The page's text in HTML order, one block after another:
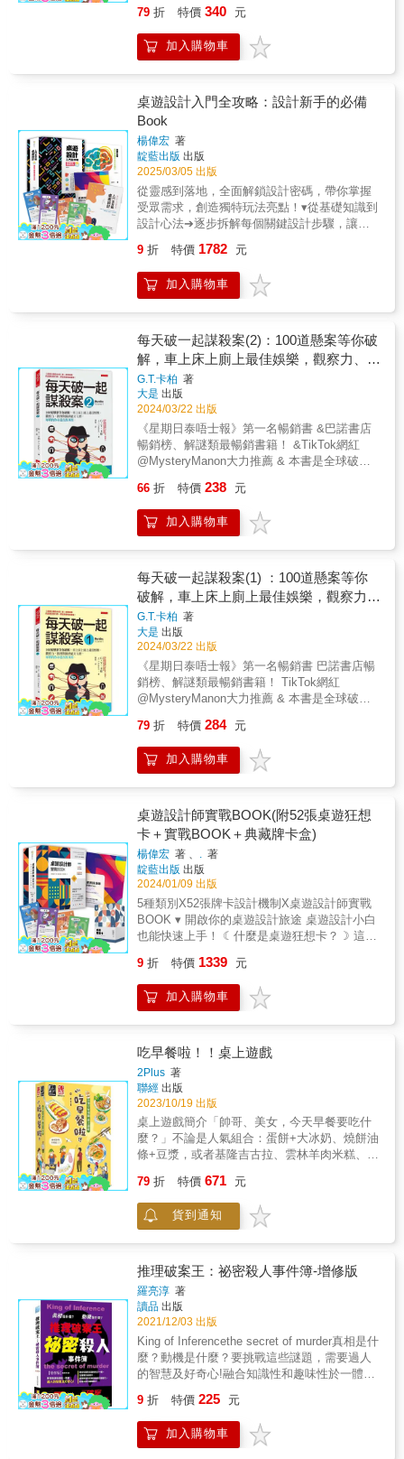
設計流程：清楚說明每個階段「該怎麼做、該
怎麼想」從構想到成品，每一階段都有具體的
目標與方法，讓你清楚知道該怎麼做、怎麼
想，運用有效的技巧與方法。↳詳細解析設計
桌遊的每個步驟，無論是思考遊戲機制、體驗
設計還是玩法創造，透過「我的設計小技巧」
幫助你一步步掌握設計要領，打造專屬的桌
遊！
簡，將所獲資訊轉化為可推算的數據８語言
力：快速篩選資訊，去蕪存菁，提升辦事效率
和思考速度１０記憶力：過目不忘，提升專注
力，有助找出前後關聯性全腦開發的激增速成
（J.P.Guilford）提出，人類的智力由三個部分
和多種因素組成：【第一部分是智力的內容】
包括形、符號、語義和行為等四種。【第二部
分是智力的操作】包括認知、記憶、發散思
考、聚合性思考和評價等五種。【第三部分是
智力的產物】包括單元、類別、關係、系統、
轉化和蘊涵等六種。根據以上四種內容、五種
操作和六種產物，一共可以組成 4×5×6＝120
種智力因素所決定。本書所列的觀察推理和腦
輕族群所接收的提升智力科學教育方式，以培
養「平衡用腦，高效學習」的全腦使用高智慧
人才為目的，專注於啟發大腦潛在能力的教
育。從遊戲中寓教於樂，用智慧探索解答本書
分為「多元智慧」、「開發思考」、「探案遊
戲」三大章節，共有280多道趣味遊戲，使讀者
的思考和智力能全方位提升。每個遊戲都附上
答案和解題思路，令人知其然，更知其所以
然。這些遊戲並不需要複雜的道具或儀器，也
不需要繁瑣的準備，只需要你動動腦筋、擦亮
眼睛，就能在生動有趣的謎題中突破思考盲
點，打破思維定式，激發大腦潛能；更能進一
步培養立體的空間想像能力、敏銳的觀察能
力、高速計算的能力、敏捷的邏輯思維能力、
嚴謹的推理分析能力，讓人將這些能力融會貫
通，越玩越聰明！本書特色★★題目類型多樣
味性、百變性於一體，囊括圖形、找規律、數
獨、迷宮、逆向推導、偵探推理等多種題型。
能夠全方位提升觀察力、分析力、邏輯力、推
理力、判斷力、想像力、創造力、記憶力以及
思考力，充分發掘大腦潛力，越玩越聰明。
★★三大主題循序漸進，越玩越有成就感全書
分為「多元智慧」、「開發思考」、「探案遊
戲」三大章節，由淺入深，幫助讀者建立獨特
的思考和演算能力，並且學會全方位的觀察、
多層次的深度剖析，訓練出有條理的分析判讀
生動有趣的謎題中突破思維盲點，找出答案，
保證讓人愛不釋手，越玩越有成就感。★★題
型老少咸宜，能啟發全家人腦力的趣味闖關試
合親子共讀，能夠充分啟發孩子和青少年的智
力發展，中老年人也能透過書中試題的刺激，
充分活化腦部細胞，拒絕記憶力退化問題。不
分男女老少，全家人都可以藉由挑戰本書的題
目，啟發多元智能，突破固有的思維模式，提
升智力，享受滿滿的趣味性。★★圖文並茂，
刺激觀察能力，增添解題樂趣書中有多道觀察
題型，搭配多張圖片，能刺激視覺神經，啟發
型，增添閱讀樂趣，讓你不必花太多時間閱讀
文字，只要看圖就能動腦、推理計算、玩遊
戲，讓解題過程更有趣。
合。 全球讀者分享： 「本書不只是單純解謎，
還融合了一個溫馨的推理故事。 我花了好幾天
時間，一邊讀這個故事、一邊解謎，非常享
只解了幾題，就非常著迷。」 「10歲兒子很快
就完成前3題，這是鍛鍊大腦的好方法。」
本書。 這比玩手機或追劇更能打發時間。」 羅
莎是位年輕記者，來到寧靜迷人的沃伯利小鎮
個由4位好友組成的解謎小組。 某天清晨，小
鎮廣場上出現一具屍體， 從散落在四周的物
品、延伸到廣場外的血跡來看，這是謀殺。 剛
好前一天，鎮上來了幾個陌生面孔，鎮民們又
賓客的哈賓傑家族，竟突然舉辦晚宴。 俱樂部
成員懷疑，一切疑點都是從那場晚宴開始， 於
是決定從解謎愛好者變身成偵探， 追查誰是凶
道謎題： 有考驗推理能力的1A2B猜數字遊戲，
找出通往命案現場的門鎖密碼； 訓練觀察力的
大家來找碴，推測可疑證物藏在哪； 還有從錯
亂的訊息中，運用邏輯思考，排列出凶手作案
的順序。 這不僅是解謎書，而是一部充滿謎題
的小說， 每道謎題相互獨立，就算未解開也不
影響故事發展（為什麼？你看了書就知道），
建議你像閱讀一般小說一樣，跟隨劇情從頭開
（在本書最後）， 書中還附有「偵探筆記」，
謎題，找到謀殺案真凶， 你可以從第一題開
始，也可以跳著解題。 邏輯、觀察力、推理力
大增。
79 折 特價 340 元
加入購物車
桌遊設計入門全攻略：設計新手的必備
Book
楊偉宏 著
靛藍出版 出版
2025/03/05 出版
從靈感到落地，全面解鎖設計密碼，帶你掌握
受眾需求，創造獨特玩法亮點！▾從基礎知識到
設計心法➔逐步拆解每個關鍵設計步驟，讓創
圖！ ＼如何讓玩家愛不釋手？解鎖桌遊設計關
鍵密碼！／無論你是桌遊愛好者，還是懷抱創
作夢想的設計新手，這本書將帶你從靈感發想
狂想卡？☽ 這是一套收錄52種遊戲機制的
卡牌，包含遊戲設置、行動方式、遊戲玩法、
遊戲目標與牌面設計五種類別。 ☾最完整
的桌遊設計書：設計你的第一款桌遊☽ 從
基本介紹、概念發想、遊戲機制構建，到最後
的調整與出版，每個步驟都詳盡且實用，帶你
輕鬆實現創意。 ☾必備攻略BOOK☽ 8
大設計關鍵X10項核心檢視，掌握玩家需求，創
造獨一無二的遊戲！ ＼從發想到市場發
行，這套組將成為你創作桌遊時的最佳導師！
想卡&典藏卡牌盒 ✶《設計你的第一款桌
遊》、《桌遊設計入門全攻略》、《桌遊設計
師實戰BOOK》各乙本 本書特色 ✶必讀！
戰，一書掌握！ 《設計你的第一款桌遊》
是一本讓你從「靈光一閃」到「完成製作」的
全方位桌遊設計書！ 無論你是新手玩家還
是資深設計師，這本書都能帶你一步步拆解桌
遊設計的關鍵： ☑ 創意發想➝找到你的遊
戲核心概念與機制 ☑ 規則設計➝建構玩法
架構，打造流暢的遊戲體驗 ☑ 遊戲測試➝
反覆優化，確保遊戲平衡且引人入勝 ☑ 市
真正走入市場 ✶必學！桌遊狂想卡&設計
遊設計步驟➝從發想到規則撰寫，完整打造一
款全新桌遊 ☑ 52張桌遊狂想卡➝運用五大
類別，隨機組合玩法，開啟你的無限創意
✶必備！桌遊設計攻略BOOK——讓你的遊戲更
具吸引力與市場價值！ ☑ 8大設計關鍵➝深
入掌握玩家體驗、平衡性與可玩性 ☑ 10項
核心檢視➝確保遊戲節奏流暢，讓作品脫穎而
出
9 折 特價 1782 元
加入購物車
每天破一起謀殺案(2)：100道懸案等你破
解，車上床上廁上最佳娛樂，觀察力、推
理與歸納能力大增，犀利的你永遠直指真
相。
G.T.卡柏 著
大是 出版
2024/03/22 出版
《星期日泰唔士報》第一名暢銷書 &巴諾書店
暢銷榜、解謎類最暢銷書籍！ &TikTok網紅
@MysteryManon大力推薦 & 本書是全球破百
建者G.T.卡柏所著的同名解謎書。 & 歡迎來到
「每天破一起謀殺案」的犯罪現場， 這是世界
上最偉大的解謎者「邏輯客」的官方解謎檔
可以好好享受一番， 沒想到，一具屍體橫躺在
豪宅的大理石浴缸中， & 而他的任務（也是你
的任務）就是要找出， 誰才是謀殺案的凶手，
在什麼地方，使用的凶器是？ & 案件逐一發
生，輪番上場的人物包括：現場表演人體切割
術的魔術師， 明明是富二代，卻說自己是白手
起家的電影公司老闆， 作品總銷量超過莎士比
亞的小說家&hellip;&hellip; & 100起謀殺案，每
個案子都不只有一名嫌疑者， 有不在場證明、
也有在場證據；有時會留下痕跡、有時只留下
案動機，但真凶只有一位。 & 你只需要一支鉛
筆（也許需要橡皮擦）和敏銳的觀察力， 就可
以跟史上最偉（暢）大（銷）的邏輯客一起解
住了，也不必放棄！ 拿出橡皮擦，擦掉你在書
上標記的思考路徑，善用作者的一點提示， 你
將發現：原來這就是推理、這就是歸納、邏輯
思考的過程竟然這麼好玩。 & 以下是破解完
100題的玩家留言分享： & 「每天睡前解一
題，讓我腦袋清晰，原來我比我認為的聰
明。」 「線索、謎題，和密室逃脫愛好者的新
選擇。」 & 「不知不覺已做完了一半，我甚至
太快把這本書讀完&hellip;&hellip;警告：絕對讓
謎而團聚在一起，但這本書做到了。 &我和我
的父母，甚至表親們都人手一本。」 & 「買了
一本給熱愛桌遊的父親。之前，我們兄弟姊妹
還得每年開會， 決定要給他玩什麼新遊戲，結
果這本打破傳統的書贏得了他的愛。」 & 書中
共有100件神秘懸案等你破解， 這是你樂不思
「3C」的更強娛樂，讓觀察力、推理與歸納能
力大增。 解題過程中，你會發現自己不知道從
哪一題開始，已經形成一種 「直指關鍵處」的
犀利思考路徑，破題的推理與歸納過程，你感
到暢快淋漓。 你發現，你比你認為的更聰明。
& 好評推薦 & 華語首席故事教練／許榮哲 &
式折磨你的大腦。」&mdash;&mdash;明蒂．
奎格利（Mindy Quigley），《六英尺深盤》作
者 & 「這是邏輯謎題和紙上談兵偵探的獨特結
&mdash;&mdash;奧莉薇亞．布萊克（Olivia
Blacke），《致命節奏》的作者 & 「祕密偵探
的終極謎題，肯定會好好讓腦細胞放電。」
&mdash;&mdash;艾莉‧亞歷山大（Ellie
Alexander），《烘焙店之謎》系列作者 & 「這
些小謎團，甚至會讓經驗最豐富的偵探也猜不
透。」&mdash;&mdash;薇薇安．陳（Vivien
趣！每一個案件都像試著解開阿嘉莎．克莉絲
蒂式推理小說的迷你謎團。」
&mdash;&mdash;塞萊斯特．康納利（Celeste
Connally），《像淑女一樣行動，像主一樣思
66 折 特價 238 元
加入購物車
每天破一起謀殺案(1) ：100道懸案等你
破解，車上床上廁上最佳娛樂，觀察力、
推理與歸納能力大增，犀利的你永遠直指
真相。
G.T.卡柏 著
大是 出版
2024/03/22 出版
《星期日泰唔士報》第一名暢銷書 巴諾書店暢
銷榜、解謎類最暢銷書籍！ TikTok網紅
@MysteryManon大力推薦 & 本書是全球破百
建者G.T.卡柏所著的同名解謎書。 & 歡迎來到
「每天破一起謀殺案」的犯罪現場， 這是世界
上最偉大的解謎者「邏輯客」的官方解謎檔
可以好好享受一番， 沒想到，一具屍體橫躺在
豪宅的大理石浴缸中， & 而他的任務（也是你
的任務）就是要找出， 誰才是謀殺案的凶手，
在什麼地方，使用的凶器是？ & 案件逐一發
生，輪番上場的人物包括：現場表演人體切割
術的魔術師， 明明是富二代，卻說自己是白手
起家的電影公司老闆， 作品總銷量超過莎士比
亞的小說家&hellip;&hellip; & 100起謀殺案，每
個案子都不只有一名嫌疑者， 有不在場證明、
也有在場證據；有時會留下痕跡、有時只留下
案動機，但真凶只有一位。 & 你只需要一支鉛
筆（也許需要橡皮擦）和敏銳的觀察力， 就可
以跟史上最偉（暢）大（銷）的邏輯客一起解
住了，也不必放棄！ 拿出橡皮擦，擦掉你在書
上標記的思考路徑，善用作者的一點提示， 你
將發現：原來這就是推理、這就是歸納、邏輯
思考的過程竟然這麼好玩。 & 以下是破解完
100題的玩家留言分享： & 「每天睡前解一
題，讓我腦袋清晰，原來我比我認為的聰
明。」 「線索、謎題，和密室逃脫愛好者的新
得限制自己的解題速度，放慢思考， &才不會
太快把這本書讀完&hellip;&hellip;警告：絕對讓
人上癮。」 & 「從沒想過我的家人們會因為解
本給熱愛桌遊的父親。之前，我們兄弟姊妹還
得每年開會， 決定要給他玩什麼新遊戲，結果
這本打破傳統的書贏得了他的愛。」 & 書中共
有100件神秘懸案等你破解， 這是你樂不思
「3C」的更強娛樂，讓觀察力、推理與歸納能
力大增。 解題過程中，你會發現自己不知道從
哪一題開始，已經形成一種 「直指關鍵處」的
犀利思考路徑，破題的推理與歸納過程，你感
到暢快淋漓。 你發現，你比你認為的更聰明。
分鐘內解完25題。 你願意接受挑戰嗎？ & 好評
推薦 & 華語首席故事教練／許榮哲 & 「這是一
79 折 特價 284 元
加入購物車
桌遊設計師實戰BOOK(附52張桌遊狂想
卡＋實戰BOOK＋典藏牌卡盒)
楊偉宏 著 、 . 著
靛藍出版 出版
2024/01/09 出版
5種類別X52張牌卡設計機制X桌遊設計師實戰
BOOK ▾ 開啟你的桌遊設計旅途 桌遊設計小白
也能快速上手！ ☾什麼是桌遊狂想卡？☽ 這是
置、行動方式、遊戲玩法、遊戲目標與牌面設
計五種類別。 ☾如何使用桌遊狂想卡？☽ 這套
卡牌提供兩種使用方式： ◆ 機制扭蛋機➡可以
助自己規劃遊戲的整體架構。 ☾桌遊化know-
how大公開！☽ 〔7個桌遊設計步驟〕X〔52張
桌遊狂想卡〕── 跟著書中步驟和牌卡，從發
想、抽取、排列，運用獨特的桌遊設計流程，
讓你用牌卡發想桌遊，步步激盪出滿滿的桌遊
設計想法，和創意點子，最終打造屬於自己的
桌遊。 ＼一款桌遊玩法架構就能輕鬆完成。／
☾哪些事物可以桌遊化？☽ 桌遊就像世界的縮
影、遊戲規則就像這世界的運轉方式，只要跟
界。 因此，只要是能夠用「一個流程」清楚說
明的事情，例如，學科知識、職業模擬、社交
方法，甚至虛構故事，都可以再加上你的創意
製作成桌遊！ ☾桌遊化為什麼有趣？☽ 其實，
桌遊不只是遊戲，更像是一個溝通的橋梁。當
我們想要傳遞知識、故事，但受眾卻無法接收
的情況下，就會讓過程變得艱辛。 所以「桌遊
化」就是把自己想傳遞的任何事物，包上一層
糖衣讓別人品嘗，讓大家的接受度變高，因
為，「玩」是人的天性！ ✶附52張桌遊狂想卡
✶附典藏卡牌盒 從概念說明到實際設計，步步
帶你操作；運用5種類別逐步設定；52張牌卡激
發創意，設定專屬的遊戲機制！ 本書特色
&raquo;做中學密技：跟著7大步驟開始設計桌
遊 跟著流程：桌遊發想▸桌遊初構▸桌遊藍圖▸
9 折 特價 1339 元
加入購物車
吃早餐啦！！桌上遊戲
2Plus 著
聯經 出版
2023/10/19 出版
桌上遊戲簡介「帥哥、美女，今天早餐要吃什
麼？」不論是人氣組合：蛋餅+大冰奶、燒餅油
條+豆漿，或者基隆吉古拉、雲林羊肉米糕、台
結70種各縣市的特色早餐，這裡通通有！遊戲
將70種早餐化作卡牌，拆解出9種美味的要素，
透過請客吃飯推測朋友的喜好，讓自己成為最
《台灣早餐地圖》繪本，由旅日插畫家百香果
創作，手繪各縣市早餐地圖，結合各地美食與
文化風貌，讓台灣早餐每天跟你說早安！
★《台灣早餐地圖》榮獲獎項：2021誠品閱讀
職人大賞「年度新人」獎 入圍「最想說服爸媽
買」童書獎遊戲資訊遊戲人數：3-5人遊戲時
間：20-25分鐘適合年齡：8+定價：850 元配件
內容遊戲盤 x 1卡架 x 5喜好標示板 x 5朋友卡
x 18早餐卡 x 60功能卡 x 10分數 x 48遊戲目標
規則簡介如果是第一次玩這個遊戲，建議先進
行「簡易玩法」，可以初步熟悉此遊戲，也可
79 折 特價 671 元
貨到通知
推理破案王：祕密殺人事件簿-增修版
羅亮淳 著
讀品 出版
2021/12/03 出版
King of Inferencethe secret of murder真相是什
麼？動機是什麼？要挑戰這些謎題，需要過人
的智慧及好奇心!融合知識性和趣味性於一體，
察力，創造出新的邏輯觀念。這段驚奇之旅將
帶給你前所未有的破案快感！啟發思考能力的
經典案件，讓偵探迷和推理愛好者為之瘋狂!天
9 折 特價 225 元
加入購物車